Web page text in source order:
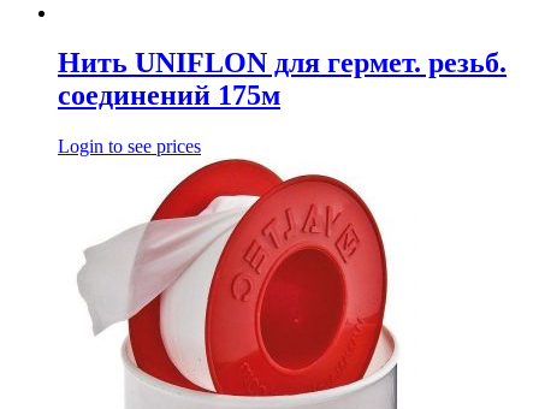
Нить UNIFLON для гермет. резьб.
соединений 175м
Login to see prices